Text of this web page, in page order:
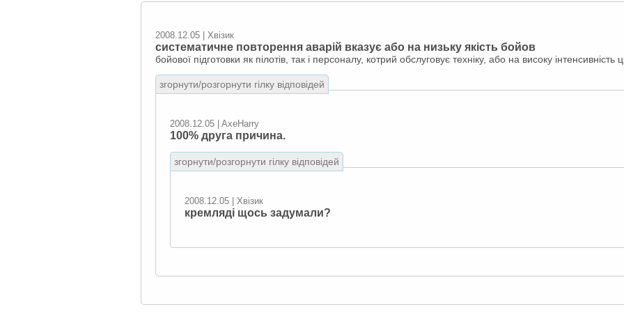
2008.12.05 | Хвізик
систематичне повторення аварій вказує або на низьку якість бойов
бойової підготовки як пілотів, так і персоналу, котрий обслуговує техніку, або на високу інтенсивність
згорнути/розгорнути гілку відповідей
2008.12.05 | AxeHarry
100% друга причина.
згорнути/розгорнути гілку відповідей
2008.12.05 | Хвізик
кремляді щось задумали?